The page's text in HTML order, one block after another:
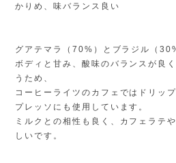
かりめ、味バランス良い
グアテマラ（70%）とブラジル（
ボディと甘み、酸味のバランスが良
うため、
コーヒーライツのカフェではドリッ
プレッソにも使用しています。
ミルクとの相性も良く、カフェラテ
しいです。